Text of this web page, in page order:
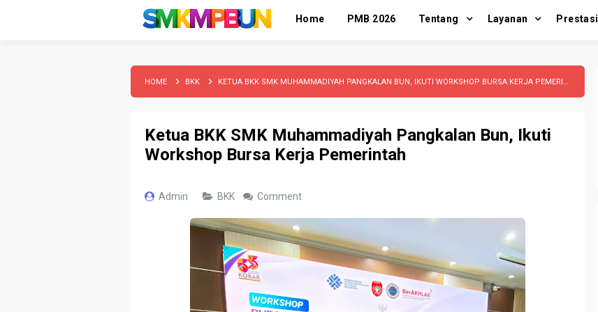
Home PMB 2026 Tentang Layanan Prestasi
HOME BKK KETUA BKK SMK MUHAMMADIYAH PANGKALAN BUN, IKUTI WORKSHOP BURSA KERJA PEMERINTAH
Ketua BKK SMK Muhammadiyah Pangkalan Bun, Ikuti
Workshop Bursa Kerja Pemerintah
Admin BKK Comment